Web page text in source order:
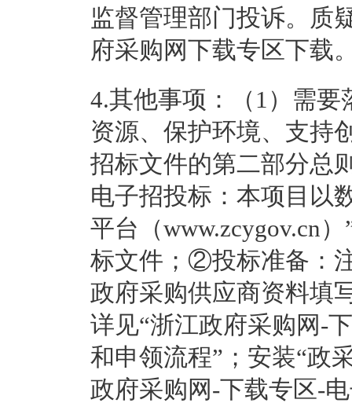
监督管理部门投诉。质
府采购网下载专区下载
4.其他事项：
（1）需
资源、保护环境、支持
招标文件的第二部分总
电子招投标：本项目以
平台（www.zcygov.cn
标文件；②投标准备：
政府采购供应商资料填
详见“浙江政府采购网-
和申领流程”；安装“政
政府采购网-下载专区-